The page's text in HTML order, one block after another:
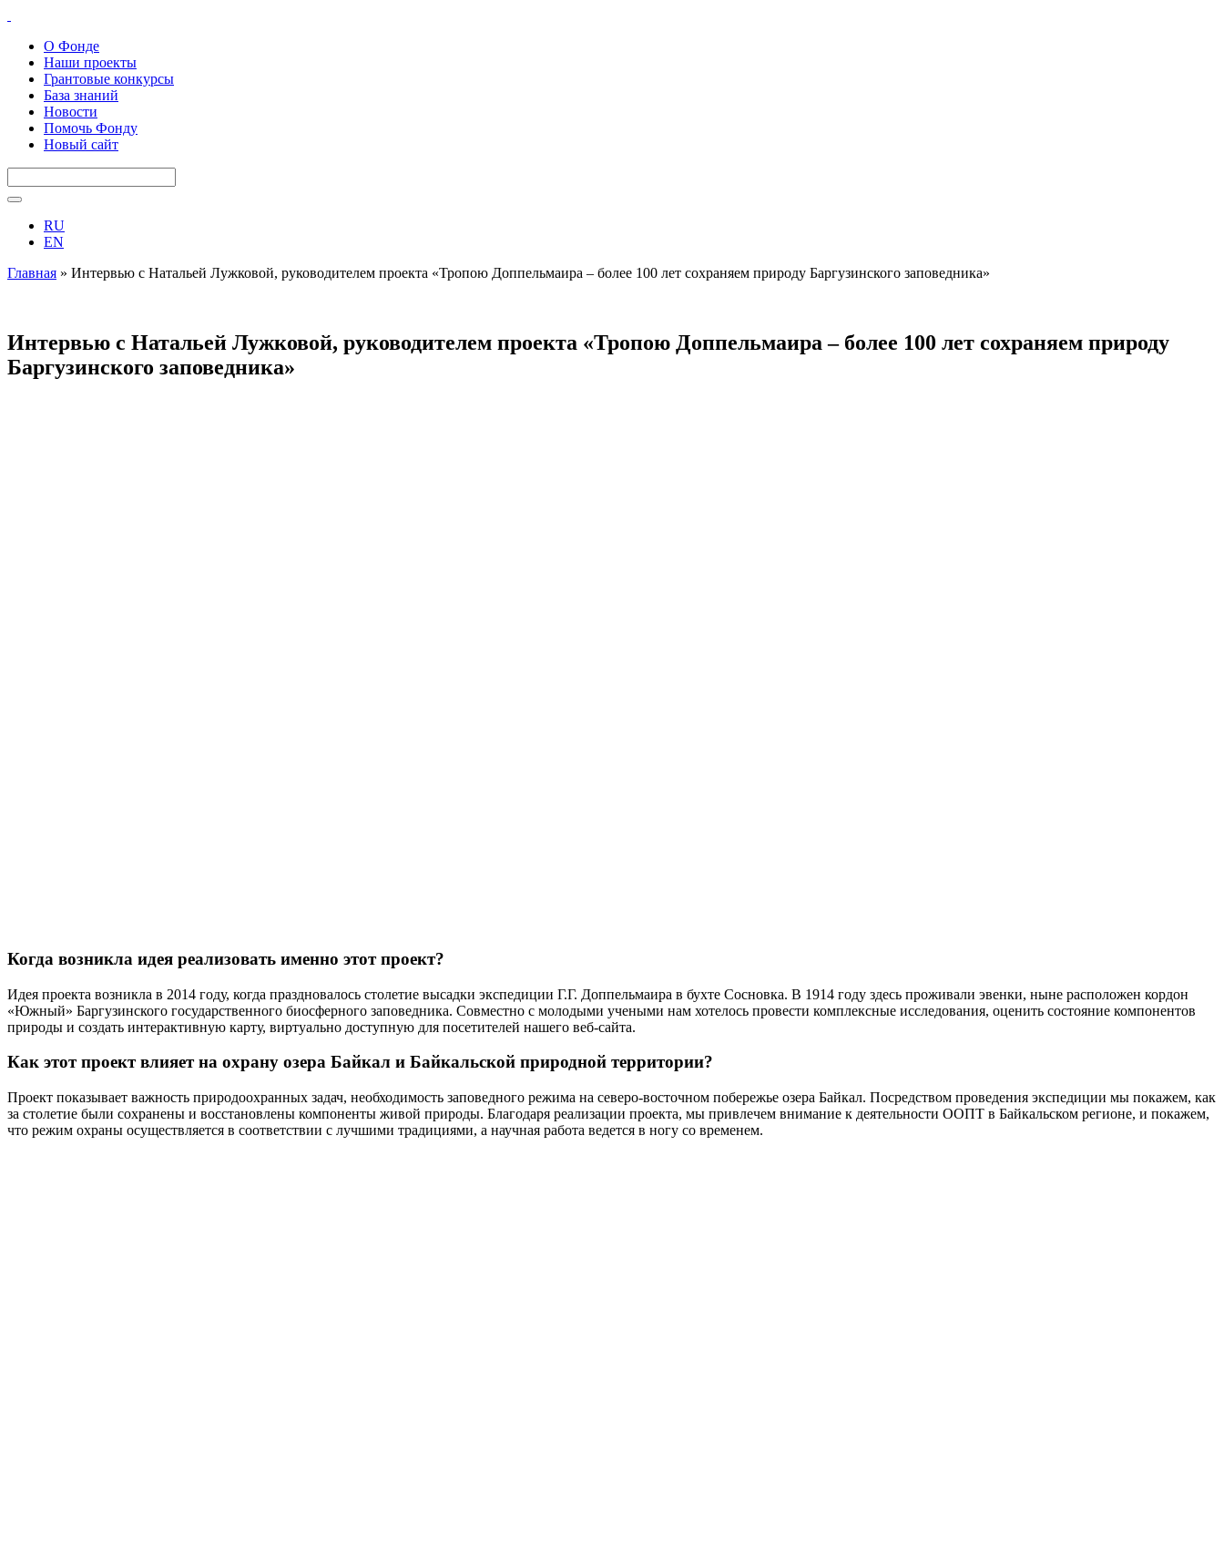
О Фонде
Наши проекты
Грантовые конкурсы
База знаний
Новости
Помочь Фонду
Новый сайт
RU
EN
Главная » Интервью с Натальей Лужковой, руководителем проекта «Тропою Доппельмаира – более 100 лет сохраняем природу Баргузинского заповедника»
Интервью с Натальей Лужковой, руководителем проекта «Тропою Доппельмаира – более 100 лет сохраняем природу
Баргузинского заповедника»
Когда возникла идея реализовать именно этот проект?
Идея проекта возникла в 2014 году, когда праздновалось столетие высадки экспедиции Г.Г. Доппельмаира в бухте Сосновка. В 1914 году здесь проживали эвенки, ныне расположен кордон
«Южный» Баргузинского государственного биосферного заповедника. Совместно с молодыми учеными нам хотелось провести комплексные исследования, оценить состояние компонентов
природы и создать интерактивную карту, виртуально доступную для посетителей нашего веб-сайта.
Как этот проект влияет на охрану озера Байкал и Байкальской природной территории?
Проект показывает важность природоохранных задач, необходимость заповедного режима на северо-восточном побережье озера Байкал. Посредством проведения экспедиции мы покажем, как
за столетие были сохранены и восстановлены компоненты живой природы. Благодаря реализации проекта, мы привлечем внимание к деятельности ООПТ в Байкальском регионе, и покажем,
что режим охраны осуществляется в соответствии с лучшими традициями, а научная работа ведется в ногу со временем.